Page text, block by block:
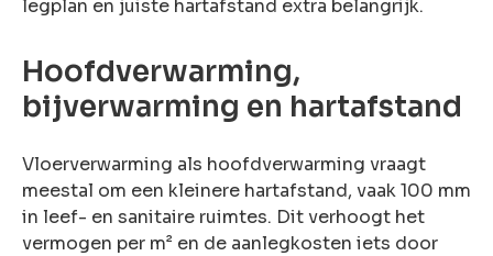
legplan en juiste hartafstand extra belangrijk.
Hoofdverwarming,
bijverwarming en hartafstand
Vloerverwarming als hoofdverwarming vraagt
meestal om een kleinere hartafstand, vaak 100 mm
in leef- en sanitaire ruimtes. Dit verhoogt het
vermogen per m² en de aanlegkosten iets door